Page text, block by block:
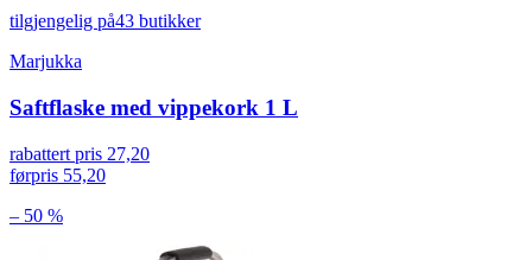
tilgjengelig på43 butikker
Marjukka
Saftflaske med vippekork 1 L
rabattert pris 27,20
førpris 55,20
– 50 %